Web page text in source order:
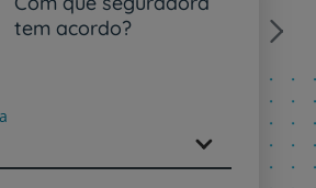
tem acordo?
Next